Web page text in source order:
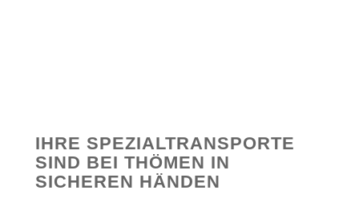
IHRE SPEZIALTRANSPORTE
SIND BEI THÖMEN IN
SICHEREN HÄNDEN